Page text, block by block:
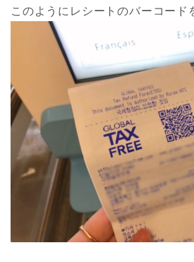
このようにレシートのバーコード